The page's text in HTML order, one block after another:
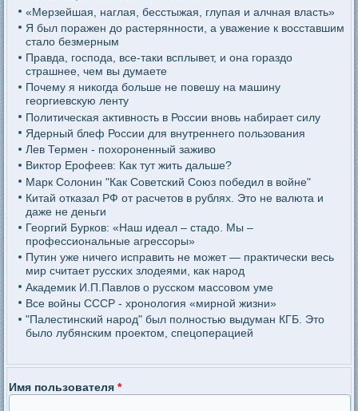
«Мерзейшая, наглая, бесстыжая, глупая и алчная власть»
Я был поражен до растерянности, а уважение к восставшим
стало безмерным
Правда, господа, все-таки всплывет, и она гораздо
страшнее, чем вы думаете
Почему я никогда больше не повешу на машину
георгиевскую ленту
Политическая активность в России вновь набирает силу
Ядерный блеф России для внутреннего пользования
Лев Термен - похороненный заживо
Виктор Ерофеев: Как тут жить дальше?
Марк Солонин "Как Советский Союз победил в войне"
Китай отказал РФ от расчетов в рублях. Это не валюта и
даже не деньги
Георгий Бурков: «Наш идеал – стадо. Мы –
профессиональные агрессоры»
Путин уже ничего исправить не может — практически весь
мир считает русских злодеями, как народ
Академик И.П.Павлов о русском массовом уме
Все войны СССР - хронология «мирной жизни»
"Палестинский народ" был полностью выдуман КГБ. Это
было лубянским проектом, спецоперацией
Имя пользователя*